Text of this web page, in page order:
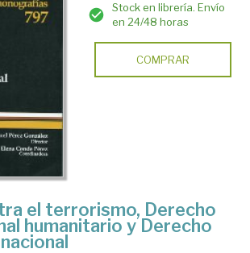
Stock en librería. Envío
en 24/48 horas
COMPRAR
el terrorismo, Derecho
humanitario y Derecho